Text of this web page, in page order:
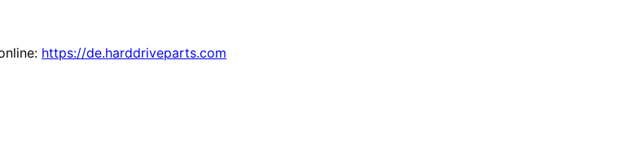
https://de.harddriveparts.com